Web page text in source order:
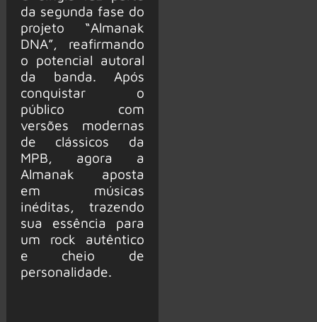
da segunda fase do
projeto “Almanak
DNA”, reafirmando
o potencial autoral
da banda. Após
conquistar o
público com
versões modernas
de clássicos da
MPB, agora a
Almanak aposta
em músicas
inéditas, trazendo
sua essência para
um rock autêntico
e cheio de
personalidade.